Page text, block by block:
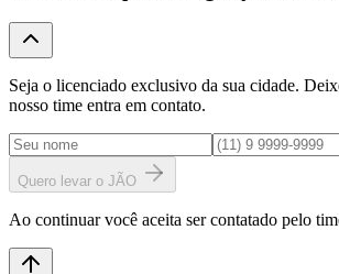
Seja o licenciado exclusivo da sua cidade.
nosso time entra em contato.
Quero levar o JÃO
Ao continuar você aceita ser contatado pelo